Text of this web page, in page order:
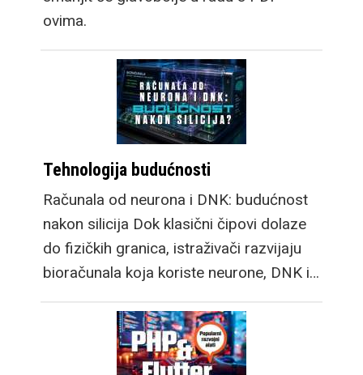
ovima.
Tehnologija budućnosti
Računala od neurona i DNK: budućnost
nakon silicija Dok klasični čipovi dolaze
do fizičkih granica, istraživači razvijaju
bioračunala koja koriste neurone, DNK i…